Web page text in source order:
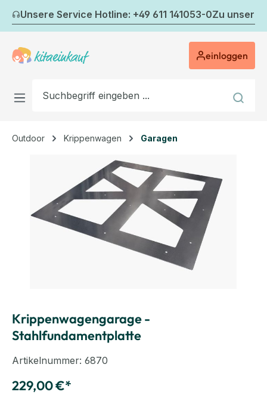
Zum Hauptinhalt springen
Unsere Service Hotline: +49 611 141053-0Zu
einloggen
Outdoor Krippenwagen Garagen
Bildergalerie überspringen
Krippenwagengarage -
Stahlfundamentplatte
Artikelnummer: 6870
229,00 €*